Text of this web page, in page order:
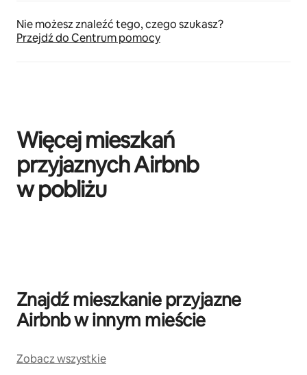
Nie możesz znaleźć tego, czego szukasz?
Przejdź do Centrum pomocy
Więcej mieszkań
przyjaznych Airbnb
w pobliżu
Znajdź mieszkanie przyjazne
Airbnb w innym mieście
Zobacz wszystkie